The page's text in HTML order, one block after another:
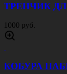
ТРЕНЧИК
1000 руб.
КОБУРА